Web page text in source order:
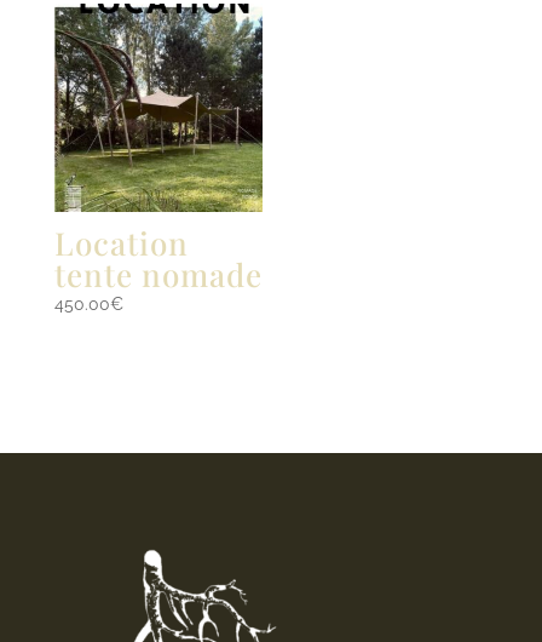
Location
tente nomade
450.00€